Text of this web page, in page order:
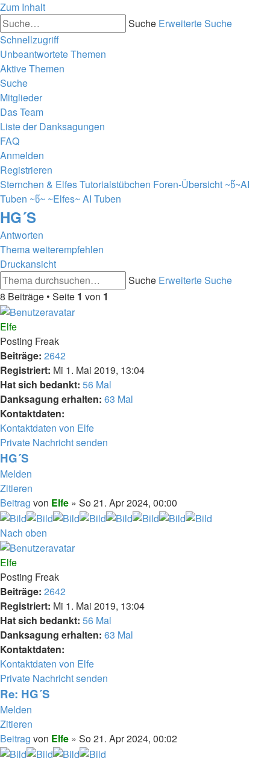
Zum Inhalt
Suche Erweiterte Suche
Schnellzugriff
Unbeantwortete Themen
Aktive Themen
Suche
Mitglieder
Das Team
Liste der Danksagungen
FAQ
Anmelden
Registrieren
Sternchen & Elfes Tutorialstübchen Foren-Übersicht ~წ~AI
Tuben ~წ~ ~Elfes~ AI Tuben
HG´S
Antworten
Thema weiterempfehlen
Druckansicht
Suche Erweiterte Suche
8 Beiträge • Seite 1 von 1
Elfe
Posting Freak
Beiträge: 2642
Registriert: Mi 1. Mai 2019, 13:04
Hat sich bedankt: 56 Mal
Danksagung erhalten: 63 Mal
Kontaktdaten:
Kontaktdaten von Elfe
Private Nachricht senden
HG´S
Melden
Zitieren
Beitrag von Elfe » So 21. Apr 2024, 00:00
Nach oben
Elfe
Posting Freak
Beiträge: 2642
Registriert: Mi 1. Mai 2019, 13:04
Hat sich bedankt: 56 Mal
Danksagung erhalten: 63 Mal
Kontaktdaten:
Kontaktdaten von Elfe
Private Nachricht senden
Re: HG´S
Melden
Zitieren
Beitrag von Elfe » So 21. Apr 2024, 00:02